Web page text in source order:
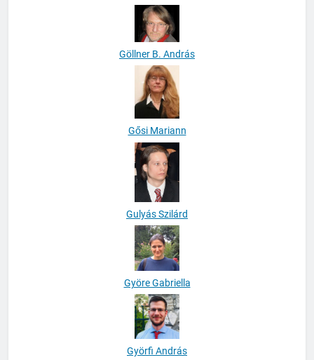
Göllner B. András
Gősi Mariann
Gulyás Szilárd
Györe Gabriella
Györfi András